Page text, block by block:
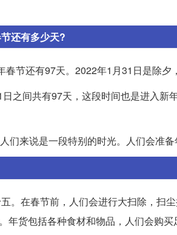
还有多少天?
节还有97天。2022年1月31日是除夕
之间共有97天，这段时间也是进入新
们来说是一段特别的时光。人们会准
。在春节前，人们会进行大扫除，扫
年货包括各种食材和物品，人们会购买